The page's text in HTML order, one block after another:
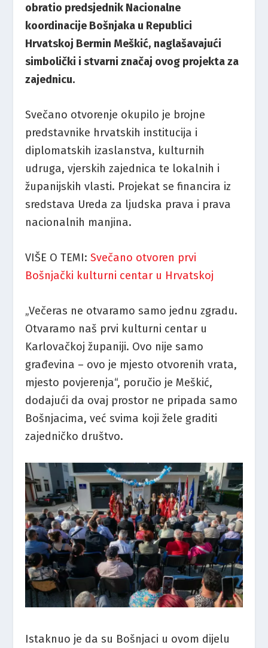
obratio predsjednik Nacionalne
koordinacije Bošnjaka u Republici
Hrvatskoj Bermin Meškić, naglašavajući
simbolički i stvarni značaj ovog projekta za
zajednicu.
Svečano otvorenje okupilo je brojne
predstavnike hrvatskih institucija i
diplomatskih izaslanstva, kulturnih
udruga, vjerskih zajednica te lokalnih i
županijskih vlasti. Projekat se financira iz
sredstava Ureda za ljudska prava i prava
nacionalnih manjina.
VIŠE O TEMI:Svečano otvoren prvi
Bošnjački kulturni centar u Hrvatskoj
„Večeras ne otvaramo samo jednu zgradu.
Otvaramo naš prvi kulturni centar u
Karlovačkoj županiji. Ovo nije samo
građevina – ovo je mjesto otvorenih vrata,
mjesto povjerenja“, poručio je Meškić,
dodajući da ovaj prostor ne pripada samo
Bošnjacima, već svima koji žele graditi
zajedničko društvo.
Istaknuo je da su Bošnjaci u ovom dijelu